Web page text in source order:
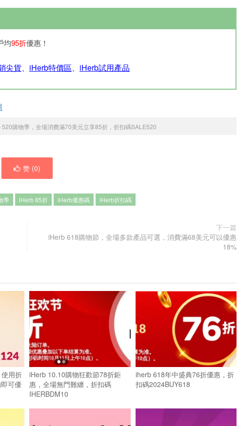
均95折優惠！
尖貨、 iHerb特價區、 iHerb試用產品
520購物季，全場消費滿70美元立享85折，折扣碼SALE520
赞 (0)
季 iHerb 85折 iHerb優惠碼 iHerb折扣碼
下一篇
iHerb 618購物節，全場多款產品可選，消費滿68美元可以優惠
18%
用折
可優
iHerb 10.10購物狂歡節78折鉅
惠，全場無門難纏，折扣碼
IHERBDM10
iherb 618年中盛典76折優惠，折
扣碼2024BUY618